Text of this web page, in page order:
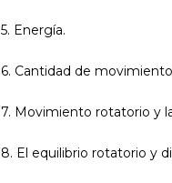
5. Energía.
6. Cantidad de
7. Movimiento rotatorio y
8. El equilibrio rotatorio y